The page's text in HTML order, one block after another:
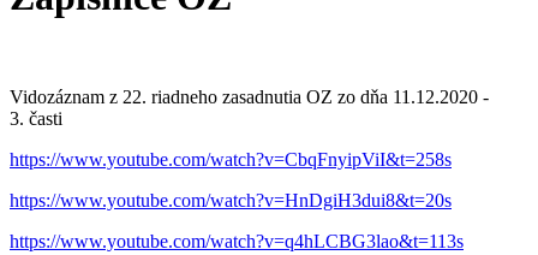
Vidozáznam z 22. riadneho zasadnutia OZ zo dňa 11.12.2020 -
3. časti
https://www.youtube.com/watch?v=CbqFnyipViI&t=258s
https://www.youtube.com/watch?v=HnDgiH3dui8&t=20s
https://www.youtube.com/watch?v=q4hLCBG3lao&t=113s